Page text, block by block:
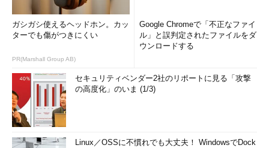
ガシガシ使えるヘッドホン。カッ
ターでも傷がつきにくい
PR(Marshall Group AB)
Google Chromeで「不正なファイ
ル」と誤判定されたファイルをダ
ウンロードする
セキュリティベンダー2社のリポートに見る「攻撃
の高度化」のいま (1/3)
Linux／OSSに不慣れでも大丈夫！ WindowsでDock